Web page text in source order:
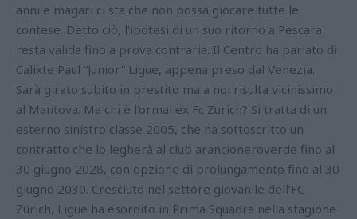
anni e magari ci sta che non possa giocare tutte le
contese. Detto ciò, l'ipotesi di un suo ritorno a Pescara
resta valida fino a prova contraria. Il Centro ha parlato di
Calixte Paul “Junior” Ligue, appena preso dal Venezia.
Sarà girato subito in prestito ma a noi risulta vicinissimo
al Mantova. Ma chi è l'ormai ex Fc Zurich? Si tratta di un
esterno sinistro classe 2005, che ha sottoscritto un
contratto che lo legherà al club arancioneroverde fino al
30 giugno 2028, con opzione di prolungamento fino al 30
giugno 2030. Cresciuto nel settore giovanile dell’FC
Zürich, Ligue ha esordito in Prima Squadra nella stagione